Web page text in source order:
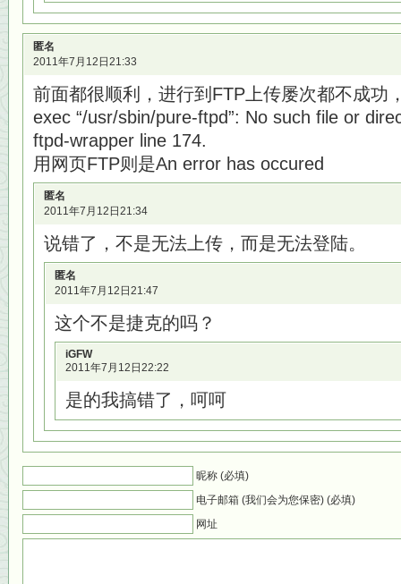
匿名
2011年7月12日21:33
前面都很顺利，进行到FTP上传屡次都不成功
exec “/usr/sbin/pure-ftpd”: No such file or
ftpd-wrapper line 174.
用网页FTP则是An error has occured
匿名
2011年7月12日21:34
说错了，不是无法上传，而是无法登陆。
匿名
2011年7月12日21:47
这个不是捷克的吗？
iGFW
2011年7月12日22:22
是的我搞错了，呵呵
昵称 (必填)
电子邮箱 (我们会为您保密) (必填)
网址